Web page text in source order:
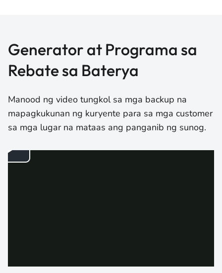
Generator at Programa sa
Rebate sa Baterya
Manood ng video tungkol sa mga backup na
mapagkukunan ng kuryente para sa mga customer
sa mga lugar na mataas ang panganib ng sunog.